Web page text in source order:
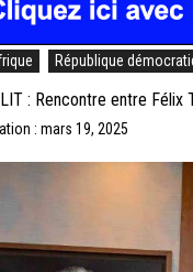
République
: Rencontre entre Félix
: mars 19, 2025